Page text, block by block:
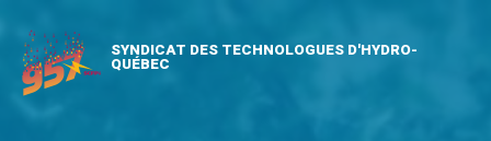
SYNDICAT DES TECHNOLOGUES D'HYDRO-
QUÉBEC